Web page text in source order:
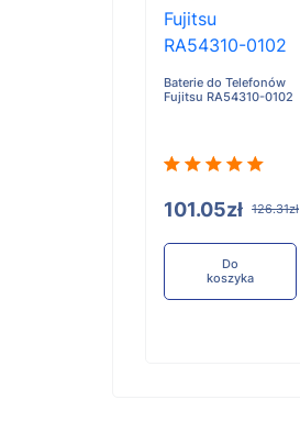
Baterie do Telefonów
Fujitsu RA54310-0102
101.05zł 126.31zł
Do
koszyka